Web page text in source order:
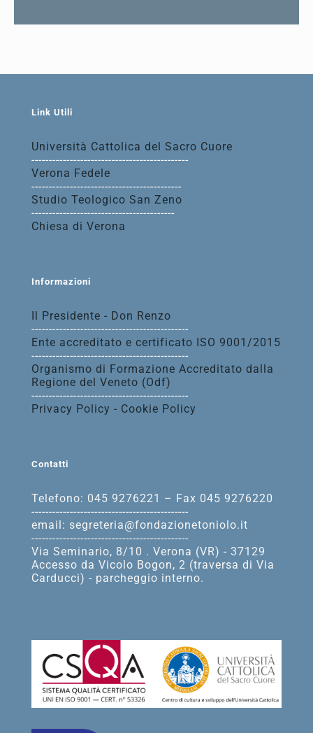
Link Utili
Università Cattolica del Sacro Cuore
---------------------------------------------
Verona Fedele
-------------------------------------------
Studio Teologico San Zeno
-----------------------------------------
Chiesa di Verona
Informazioni
Il Presidente - Don Renzo
---------------------------------------------
Ente accreditato e certificato ISO 9001/2015
---------------------------------------------
Organismo di Formazione Accreditato dalla
Regione del Veneto (Odf)
---------------------------------------------
Privacy Policy - Cookie Policy
Contatti
Telefono: 045 9276221 – Fax 045 9276220
---------------------------------------------
email: segreteria@fondazionetoniolo.it
---------------------------------------------
Via Seminario, 8/10 . Verona (VR) - 37129
Accesso da Vicolo Bogon, 2 (traversa di Via
Carducci) - parcheggio interno.